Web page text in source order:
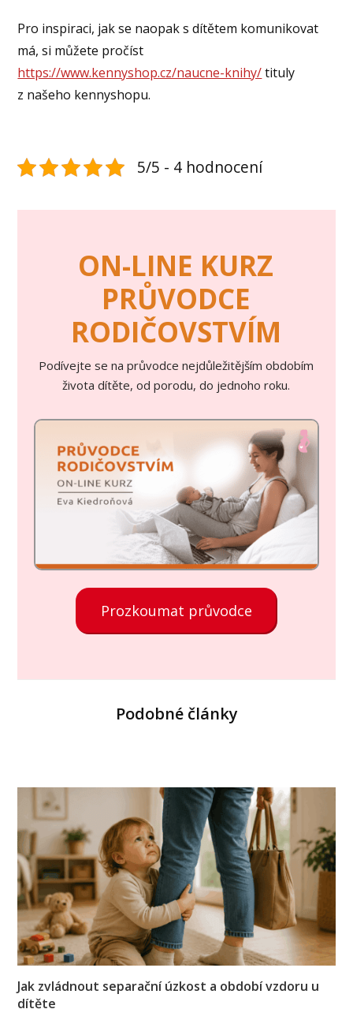
Pro inspiraci, jak se naopak s dítětem komunikovat
má, si můžete pročíst
https://www.kennyshop.cz/naucne-knihy/tituly
z našeho kennyshopu.
5/5 - 4 hodnocení
ON-LINE KURZ
PRŮVODCE
RODIČOVSTVÍM
Podívejte se na průvodce nejdůležitějším obdobím
života dítěte, od porodu, do jednoho roku.
Prozkoumat průvodce
Podobné články
Jak zvládnout separační úzkost a období vzdoru u
dítěte